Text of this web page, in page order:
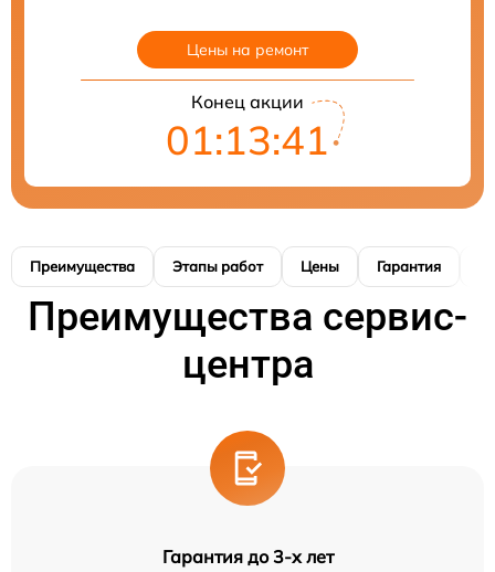
Цены на ремонт
Конец акции
01:13:40
Преимущества Этапы работ Цены Гарантия
Преимущества сервис-
центра
Гарантия до 3-х лет